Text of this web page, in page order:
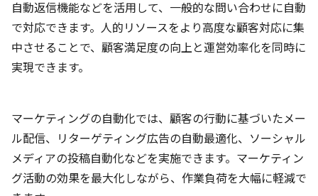
自動返信機能などを活用して、一般的な問い合わせに自動
で対応できます。人的リソースをより高度な顧客対応に集
中させることで、顧客満足度の向上と運営効率化を同時に
実現できます。
マーケティングの自動化では、顧客の行動に基づいたメー
ル配信、リターゲティング広告の自動最適化、ソーシャル
メディアの投稿自動化などを実施できます。マーケティン
グ活動の効果を最大化しながら、作業負荷を大幅に軽減で